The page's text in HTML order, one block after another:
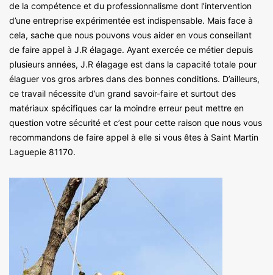
de la compétence et du professionnalisme dont l’intervention
d’une entreprise expérimentée est indispensable. Mais face à
cela, sache que nous pouvons vous aider en vous conseillant
de faire appel à J.R élagage. Ayant exercée ce métier depuis
plusieurs années, J.R élagage est dans la capacité totale pour
élaguer vos gros arbres dans des bonnes conditions. D’ailleurs,
ce travail nécessite d’un grand savoir-faire et surtout des
matériaux spécifiques car la moindre erreur peut mettre en
question votre sécurité et c’est pour cette raison que nous vous
recommandons de faire appel à elle si vous êtes à Saint Martin
Laguepie 81170.